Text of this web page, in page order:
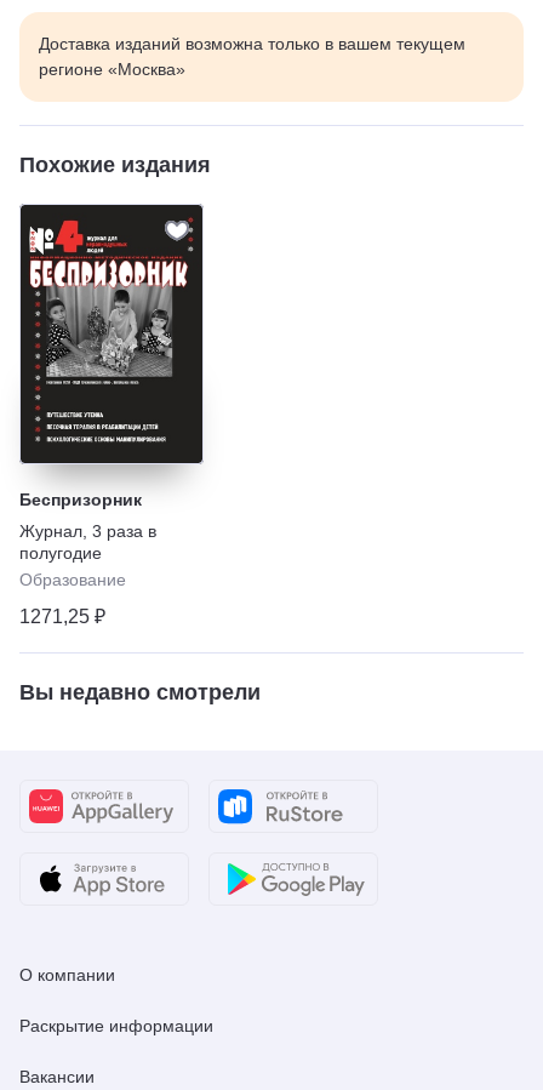
Доставка изданий возможна только в вашем текущем
регионе «Москва»
Похожие издания
Беспризорник
Журнал 3 раза в
полугодие
Образование
1271,25 ₽
Вы недавно смотрели
О компании
Раскрытие информации
Вакансии